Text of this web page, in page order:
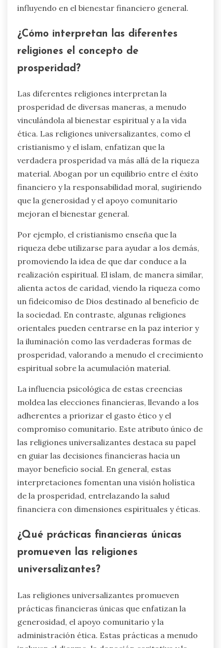
influyendo en el bienestar financiero general.
¿Cómo interpretan las diferentes
religiones el concepto de
prosperidad?
Las diferentes religiones interpretan la
prosperidad de diversas maneras, a menudo
vinculándola al bienestar espiritual y a la vida
ética. Las religiones universalizantes, como el
cristianismo y el islam, enfatizan que la
verdadera prosperidad va más allá de la riqueza
material. Abogan por un equilibrio entre el éxito
financiero y la responsabilidad moral, sugiriendo
que la generosidad y el apoyo comunitario
mejoran el bienestar general.
Por ejemplo, el cristianismo enseña que la
riqueza debe utilizarse para ayudar a los demás,
promoviendo la idea de que dar conduce a la
realización espiritual. El islam, de manera similar,
alienta actos de caridad, viendo la riqueza como
un fideicomiso de Dios destinado al beneficio de
la sociedad. En contraste, algunas religiones
orientales pueden centrarse en la paz interior y
la iluminación como las verdaderas formas de
prosperidad, valorando a menudo el crecimiento
espiritual sobre la acumulación material.
La influencia psicológica de estas creencias
moldea las elecciones financieras, llevando a los
adherentes a priorizar el gasto ético y el
compromiso comunitario. Este atributo único de
las religiones universalizantes destaca su papel
en guiar las decisiones financieras hacia un
mayor beneficio social. En general, estas
interpretaciones fomentan una visión holística
de la prosperidad, entrelazando la salud
financiera con dimensiones espirituales y éticas.
¿Qué prácticas financieras únicas
promueven las religiones
universalizantes?
Las religiones universalizantes promueven
prácticas financieras únicas que enfatizan la
generosidad, el apoyo comunitario y la
administración ética. Estas prácticas a menudo